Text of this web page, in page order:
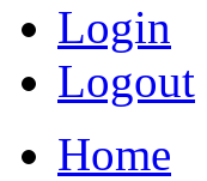
Login
Logout
Home